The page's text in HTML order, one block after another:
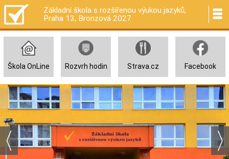
Škola OnLine Rozvrh hodin Strava.cz Facebook
Základní škola s rozšířenou výukou jazyků,
Praha 13, Bronzová 2027